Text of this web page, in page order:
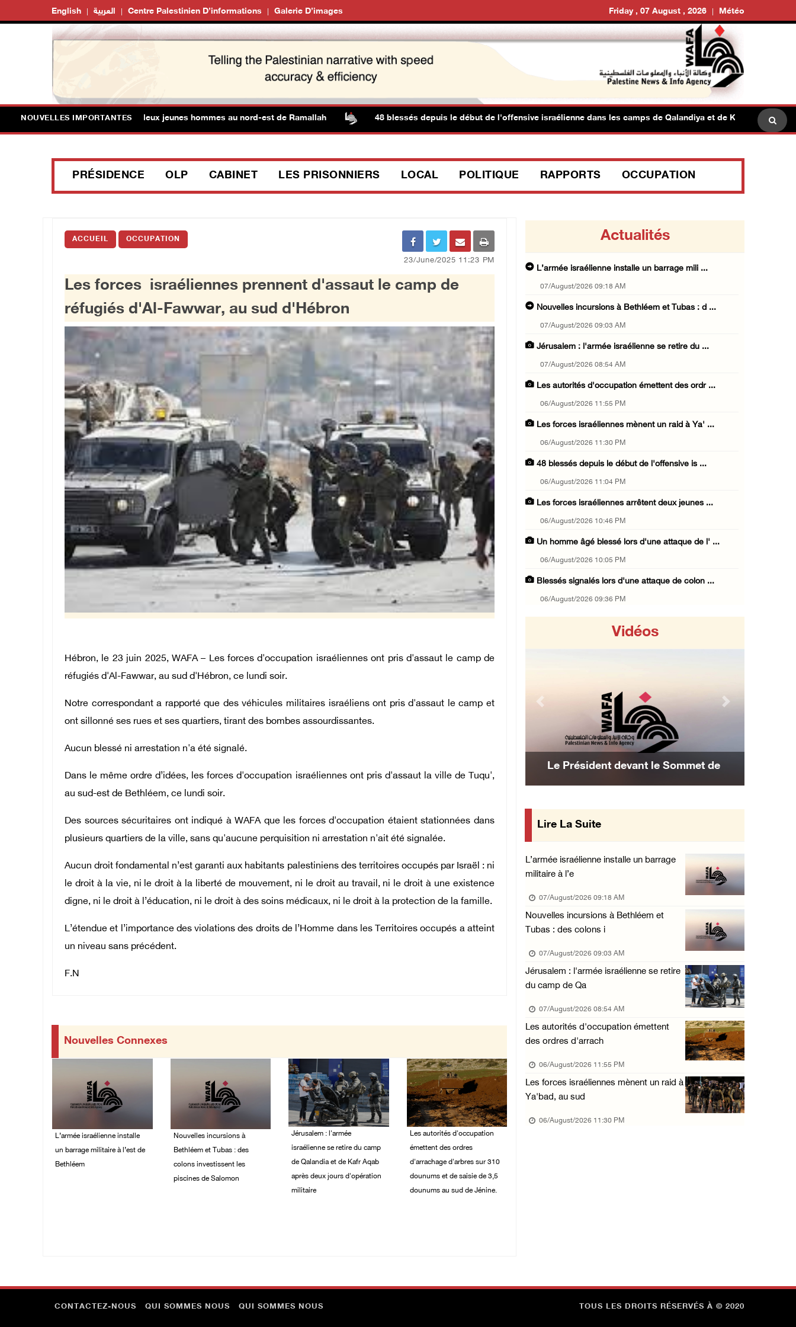
English العربية Centre Palestinien D’informations Galerie D’images Friday , 07 August , 2026 Météo
NOUVELLES IMPORTANTES
forces israéliennes arrêtent deux jeunes hommes au nord-est de Ramallah 48 blessés depuis le début de l'offensive israélienne dans les camps de Qalandiya et de Kafr Aqab, au nord
PRÉSIDENCE OLP CABINET LES PRISONNIERS LOCAL POLITIQUE RAPPORTS OCCUPATION
ACCUEIL OCCUPATION
23/June/2025 11:23 PM
Les forces israéliennes prennent d'assaut le camp de
réfugiés d'Al-Fawwar, au sud d'Hébron
Hébron, le 23 juin 2025, WAFA – Les forces d'occupation israéliennes ont pris d'assaut le camp de
réfugiés d'Al-Fawwar, au sud d'Hébron, ce lundi soir.
Notre correspondant a rapporté que des véhicules militaires israéliens ont pris d'assaut le camp et
ont sillonné ses rues et ses quartiers, tirant des bombes assourdissantes.
Aucun blessé ni arrestation n'a été signalé.
Dans le même ordre d’idées, les forces d'occupation israéliennes ont pris d'assaut la ville de Tuqu',
au sud-est de Bethléem, ce lundi soir.
Des sources sécuritaires ont indiqué à WAFA que les forces d'occupation étaient stationnées dans
plusieurs quartiers de la ville, sans qu'aucune perquisition ni arrestation n'ait été signalée.
Aucun droit fondamental n’est garanti aux habitants palestiniens des territoires occupés par Israël : ni
le droit à la vie, ni le droit à la liberté de mouvement, ni le droit au travail, ni le droit à une existence
digne, ni le droit à l’éducation, ni le droit à des soins médicaux, ni le droit à la protection de la famille.
L’étendue et l’importance des violations des droits de l’Homme dans les Territoires occupés a atteint
un niveau sans précédent.
F.N
Nouvelles Connexes
L’armée israélienne installe
un barrage militaire à l’est de
Bethléem
Nouvelles incursions à
Bethléem et Tubas : des
colons investissent les
piscines de Salomon
Jérusalem : l'armée
israélienne se retire du camp
de Qalandia et de Kafr Aqab
après deux jours d'opération
militaire
Les autorités d'occupation
émettent des ordres
d'arrachage d'arbres sur 310
dounums et de saisie de 3,5
dounums au sud de Jénine.
Actualités
L’armée israélienne installe un barrage mili ...
07/August/2026 09:18 AM
Nouvelles incursions à Bethléem et Tubas : d ...
07/August/2026 09:03 AM
Jérusalem : l'armée israélienne se retire du ...
07/August/2026 08:54 AM
Les autorités d'occupation émettent des ordr ...
06/August/2026 11:55 PM
Les forces israéliennes mènent un raid à Ya' ...
06/August/2026 11:30 PM
48 blessés depuis le début de l'offensive is ...
06/August/2026 11:04 PM
Les forces israéliennes arrêtent deux jeunes ...
06/August/2026 10:46 PM
Un homme âgé blessé lors d'une attaque de l' ...
06/August/2026 10:05 PM
Blessés signalés lors d'une attaque de colon ...
06/August/2026 09:36 PM
06/August/2026 08:30 PM
UNICEF : 300 enfants tués depuis le cessez-l ...
06/August/2026 07:43 PM
Deux blessés, dont un adolescent, lors d’une ...
Tubas : déploiement militaire israélien et t ...
06/August/2026 05:44 PM
Environ 58 000 cas de varicelle recensés dan ...
06/August/2026 04:58 PM
Offensive israélienne à Qalandia : 16 Palest ...
06/August/2026 04:30 PM
Des ministres des affaires étrangères de hui ...
06/August/2026 03:06 PM
Croissant-Rouge : 16 blessés suite à l'agres ...
06/August/2026 01:42 PM
Les forces d'occupation rasent 4 dunams à Ba ...
06/August/2026 12:57 PM
La présidence condamne et met en garde l'occ ...
Vidéos
Le Président devant le Sommet de
mise en œuvre des décisions du Conseil
Central concernant les relations avec
Previous Next
Lire La Suite
L’armée israélienne installe un barrage
militaire à l’e
07/August/2026 09:18 AM
Nouvelles incursions à Bethléem et
Tubas : des colons i
07/August/2026 09:03 AM
Jérusalem : l'armée israélienne se retire
du camp de Qa
07/August/2026 08:54 AM
Les autorités d'occupation émettent
des ordres d'arrach
06/August/2026 11:55 PM
Les forces israéliennes mènent un raid à
Ya'bad, au sud
06/August/2026 11:30 PM
CONTACTEZ-NOUS QUI SOMMES NOUS QUI SOMMES NOUS TOUS LES DROITS RÉSERVÉS À © 2020